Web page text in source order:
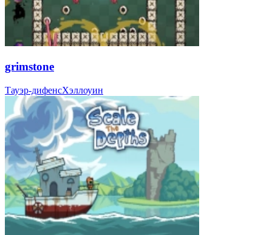
grimstone
Тауэр-дифенсХэллоуин